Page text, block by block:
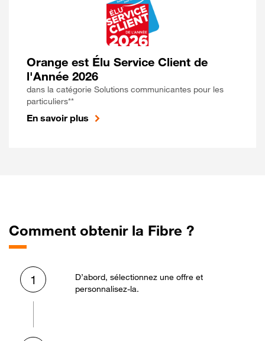
Orange est Élu Service Client de
l'Année 2026
dans la catégorie Solutions communicantes pour les
particuliers**
En savoir plus
Comment obtenir la Fibre ?
1
D’abord, sélectionnez une offre et
personnalisez-la.